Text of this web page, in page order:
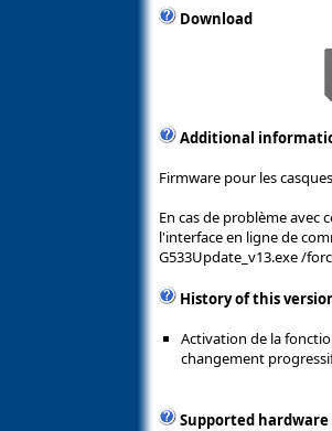
Download
Additional
Firmware pour les
En cas de problème avec
l'interface en ligne de
G533Update_v13.exe /
History of this
Activation de la
changement
Supported hardware